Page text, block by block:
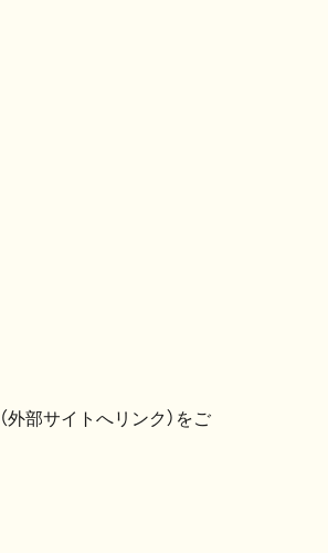
（外部サイトへリンク）をご